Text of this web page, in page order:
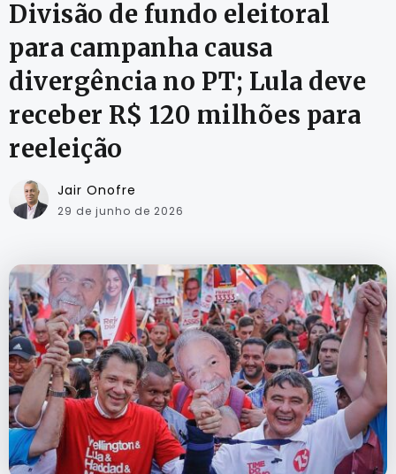
Divisão de fundo eleitoral
para campanha causa
divergência no PT; Lula deve
receber R$ 120 milhões para
reeleição
Jair Onofre
29 de junho de 2026